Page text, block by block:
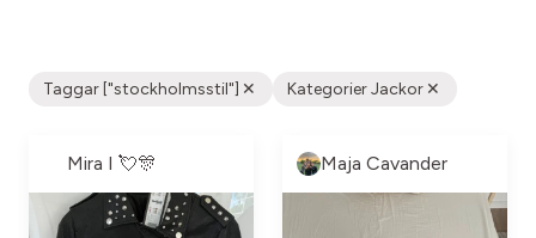
Taggar ["stockholmsstil"] Kategorier Jackor
Mira I 💘🎊 Maja Cavander